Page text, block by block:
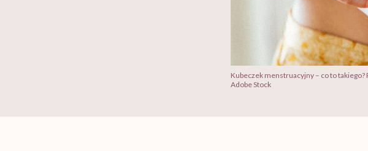
Kubeczek menstruacyjny – co to takiego?
Adobe Stock